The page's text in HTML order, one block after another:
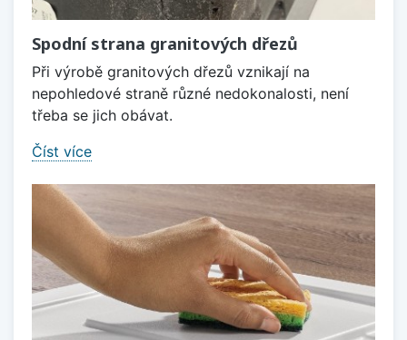
Spodní strana granitových dřezů
Při výrobě granitových dřezů vznikají na
nepohledové straně různé nedokonalosti, není
třeba se jich obávat.
Číst více